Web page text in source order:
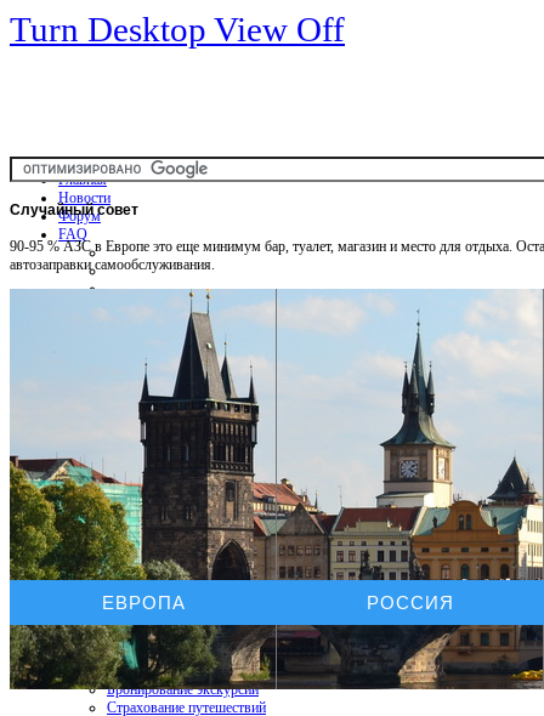
Turn Desktop View Off
Главная
Новости
Форум
FAQ
Общая информация
Советы Автотуристу
Правила дор.движения
Карты и путеводители
Интерактивная карта
Карты платных дорог
Карта сайта
Услуги On-line
Бронирование отелей
Бронирование автомобиля
Бронирование экскурсий
Страхование путешествий
Случайныйсовет
90-95 % АЗС в Европе это еще минимум бар, туалет, магазин и место для отдыха.
автозаправки самообслуживания.
ЕВРОПА РОССИЯ